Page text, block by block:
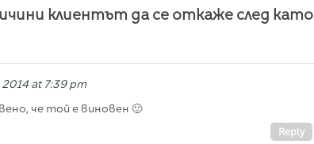
клиентът да се откаже след като
2014 at 7:39 pm
че той е виновен 🙂
Reply